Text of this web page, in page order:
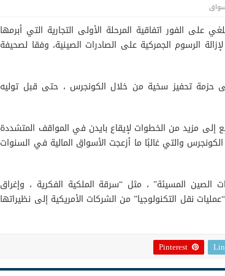
على الفور اتفاقية المرحلة الأولى التجارية التي أبرمها
الرسوم الجمركية على الصادرات الصينية، وفقا لصحيفة
حزمة تحفيز سخية من خلال الكونجرس ، حتى قبل توليه
إلى مزيد من الخطوات لإيقاع بايدن في المواقف المتشددة
والتي غالبًا ما أزعجت الأسواق المالية في السنوات
المسيئة” ، مثل “سرقة الملكية الفكرية ، وإغراق
نقل التكنولوجيا” من الشركات الأمريكية إلى نظيراتها
Pinterest